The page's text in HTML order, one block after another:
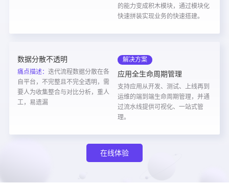
的能力变成积木模块，通过模块化
快速拼装实现业务的快速搭建。
数据分散不透明
痛点描述： 迭代流程数据分散在各
自平台，不完整且不完全透明，需
要人为收集整合与对比分析，重人
工，易遗漏
解决方案
应用全生命周期管理
支持应用从开发、测试、上线再到
运维的端到端生命周期管理，并通
过流水线提供可视化、一站式管
理。
在线体验